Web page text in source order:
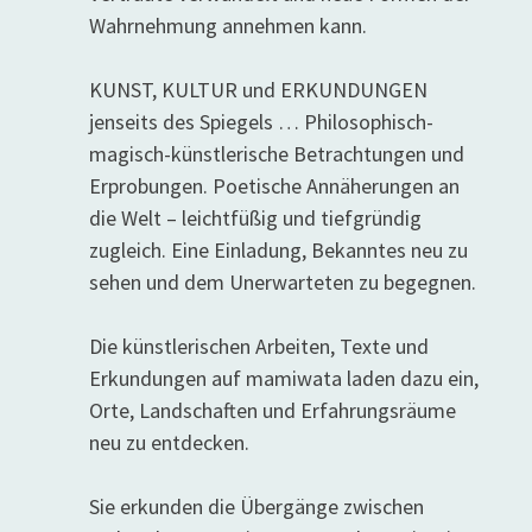
Wahrnehmung annehmen kann.
KUNST, KULTUR und ERKUNDUNGEN
jenseits des Spiegels … Philosophisch-
magisch-künstlerische Betrachtungen und
Erprobungen. Poetische Annäherungen an
die Welt – leichtfüßig und tiefgründig
zugleich. Eine Einladung, Bekanntes neu zu
sehen und dem Unerwarteten zu begegnen.
Die künstlerischen Arbeiten, Texte und
Erkundungen auf mamiwata laden dazu ein,
Orte, Landschaften und Erfahrungsräume
neu zu entdecken.
Sie erkunden die Übergänge zwischen